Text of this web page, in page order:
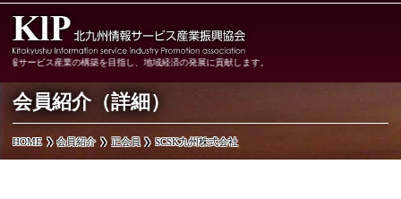
報サービス産業の構築を目指し、地域経済の発展に貢献します。
会員紹介（詳細）
HOME 会員紹介 正会員 SCSK九州株式会社